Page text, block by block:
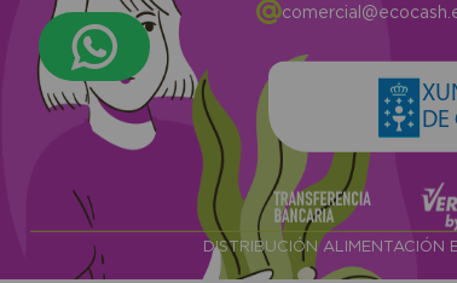
DE
DISTRIBUCIÓN ALIMENTACIÓN